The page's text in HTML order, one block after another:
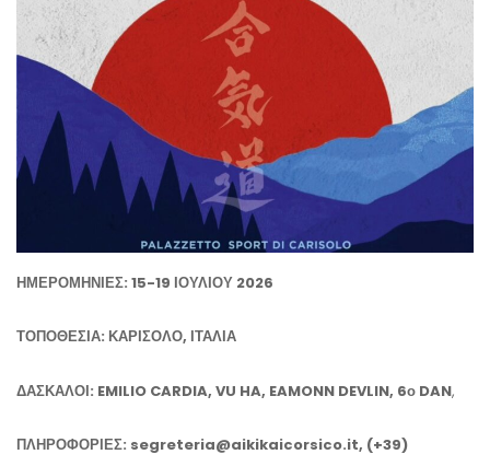
ΗΜΕΡΟΜΗΝΙΕΣ: 15-19 ΙΟΥΛΙΟΥ 2026
ΤΟΠΟΘΕΣΙΑ: ΚΑΡΙΣΟΛΟ, ΙΤΑΛΙΑ
ΔΑΣΚΑΛΟΙ: EMILIO CARDIA, VU HA, EAMONN DEVLIN, 6ο DAN,
ΠΛΗΡΟΦΟΡΙΕΣ: segreteria@aikikaicorsico.it, (+39)